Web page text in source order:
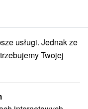
pozostaje
usługi. Jednak ze
Twojej